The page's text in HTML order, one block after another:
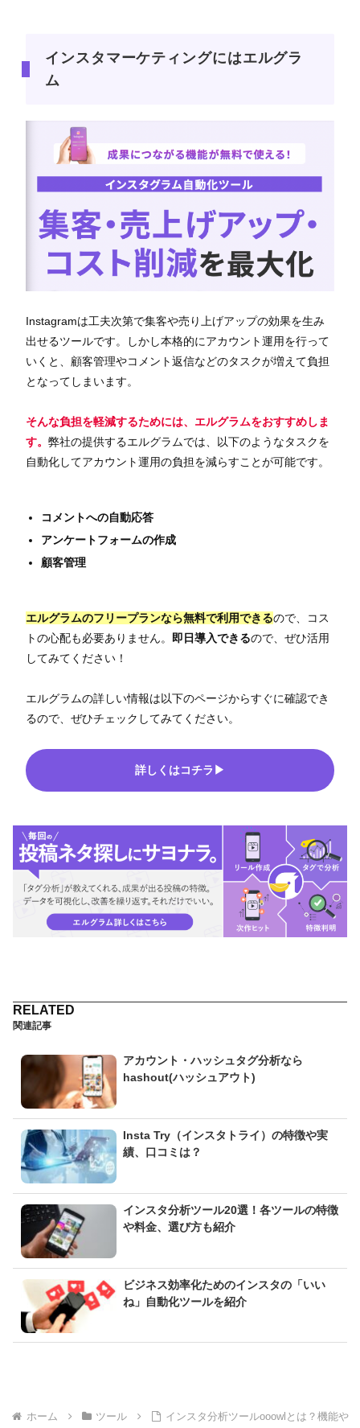
インスタマーケティングにはエルグラ
ム
Instagramは工夫次第で集客や売り上げアップの効果を生み
出せるツールです。しかし本格的にアカウント運用を行って
いくと、顧客管理やコメント返信などのタスクが増えて負担
となってしまいます。
そんな負担を軽減するためには、エルグラムをおすすめしま
す。 弊社の提供するエルグラムでは、以下のようなタスクを
自動化してアカウント運用の負担を減らすことが可能です。
コメントへの自動応答
アンケートフォームの作成
顧客管理
エルグラムのフリープランなら無料で利用できるので、コス
トの心配も必要ありません。
即日導入できるので、ぜひ活用
してみてください！
エルグラムの詳しい情報は以下のページからすぐに確認でき
るので、ぜひチェックしてみてください。
詳しくはコチラ▶
関連記事
アカウント・ハッシュタグ分析なら
hashout(ハッシュアウト)
Insta Try（インスタトライ）の特徴や実
績、口コミは？
インスタ分析ツール20選！各ツールの特徴
や料金、選び方も紹介
ビジネス効率化ためのインスタの「いい
ね」自動化ツールを紹介
ホーム ツール インスタ分析ツールooowlとは？機能や